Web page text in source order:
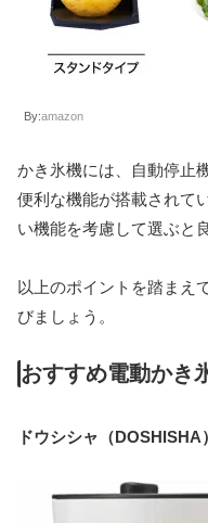
By:amazon
かき氷機には、自動停止
便利な機能が搭載されて
い機能を考慮して選ぶと
以上のポイントを踏まえ
びましょう。
おすすめ電動かき
ドウシシャ（